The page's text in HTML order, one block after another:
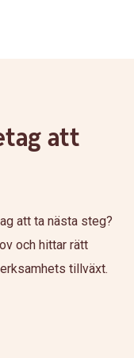
att
att ta nästa steg?
och hittar rätt
tillväxt.